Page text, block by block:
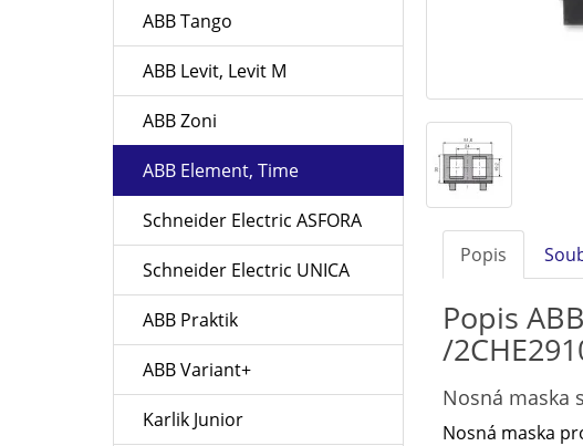
ABB Tango
ABB Levit, Levit M
ABB Zoni
ABB Element, Time
Schneider Electric ASFORA
Schneider Electric UNICA
ABB Praktik
ABB Variant+
Karlik Junior
Popis
Popis
/
Nosná maska
Nosná maska